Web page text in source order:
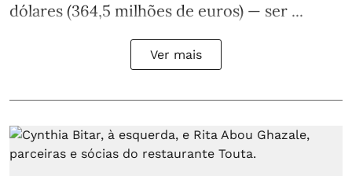
dólares (364,5 milhões de euros) — ser ...
Ver mais